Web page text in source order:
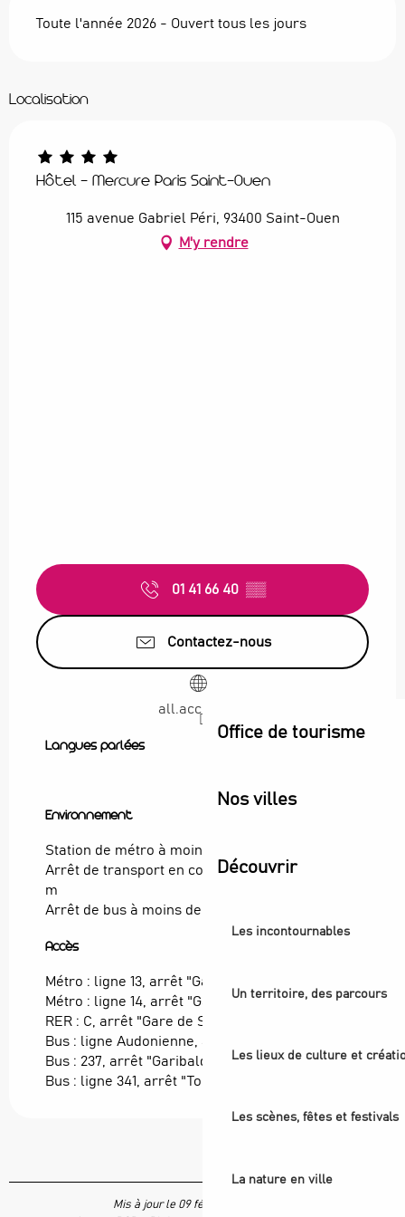
Office de tourisme
Nos villes
Découvrir
Les incontournables
Un territoire, des parcours
Les lieux de culture et
Les scènes, fêtes et festivals
La nature en ville
Toute l'année 2026 - Ouvert tous les jours
Localisation
Hôtel - Mercure Paris Saint-Ouen
115 avenue Gabriel Péri, 93400 Saint-Ouen
M'y rendre
01 41 66 40 ▒▒
Contactez-nous
all.accor.com
Langues parlées
Langues parlées
Environnement
Environnement
Station de métro à moins de 500 m
Arrêt de transport en commun à moins de 500
m
Arrêt de bus à moins de 500 m
Accès
Accès
Métro : ligne 13, arrêt "Garibaldi"
Métro : ligne 14, arrêt "Gare de Saint-Ouen"
RER : C, arrêt "Gare de Saint-Ouen"
Bus : ligne Audonienne, arrêt "Pasteur"
Bus : 237, arrêt "Garibaldi Ottino"
Bus : ligne 341, arrêt "Toulouse-Lautrec"
Mis à jour le 09 février 2024 à 12:20